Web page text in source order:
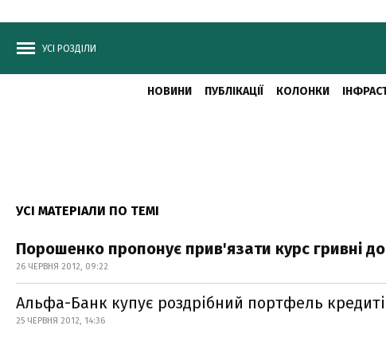
УСІ РОЗДІЛИ
НОВИНИ ПУБЛІКАЦІЇ КОЛОНКИ
УСІ МАТЕРІАЛИ ПО ТЕМІ
Порошенко пропонує прив'язати курс гривні
26 ЧЕРВНЯ 2012, 09:22
Альфа-Банк купує роздрібний портфель
25 ЧЕРВНЯ 2012, 14:36